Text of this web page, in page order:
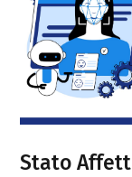
Stato